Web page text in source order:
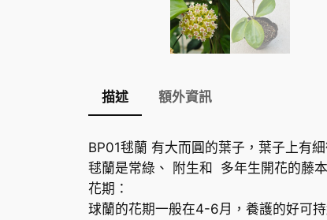
描述
額外資訊
BP01毬蘭 有大而圓的葉子，葉子上有
毬蘭是常綠、 附生和 多年生開花的藤
花期：
球蘭的花期一般在4-6月，養護的好可